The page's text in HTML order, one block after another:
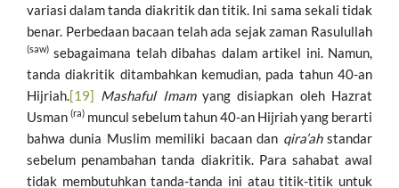
variasi dalam tanda diakritik dan titik. Ini sama sekali tidak
benar. Perbedaan bacaan telah ada sejak zaman Rasulullah
(saw) sebagaimana telah dibahas dalam artikel ini. Namun,
tanda diakritik ditambahkan kemudian, pada tahun 40-an
Hijriah.[19] Mashaful Imamyang disiapkan oleh Hazrat
Usman (ra) muncul sebelum tahun 40-an Hijriah yang berarti
bahwa dunia Muslim memiliki bacaan dan qira’ahstandar
sebelum penambahan tanda diakritik. Para sahabat awal
tidak membutuhkan tanda-tanda ini atau titik-titik untuk